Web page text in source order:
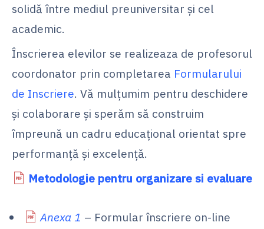
solidă între mediul preuniversitar și cel
academic.
Înscrierea elevilor se realizeaza de profesorul
coordonator prin completarea Formularului
de Inscriere. Vă mulțumim pentru deschidere
și colaborare și sperăm să construim
împreună un cadru educațional orientat spre
performanță și excelență.
Metodologie pentru organizare si evaluare
Anexa 1 – Formular înscriere on-line